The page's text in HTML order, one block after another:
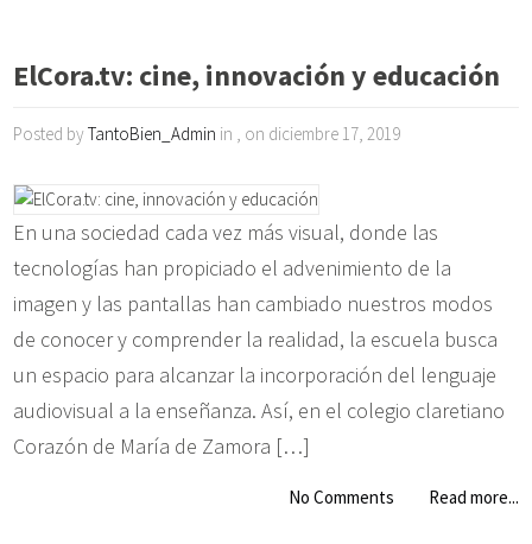
ElCora.tv: cine, innovación y educación
Posted byTantoBien_Admin in , on diciembre 17, 2019
En una sociedad cada vez más visual, donde las
tecnologías han propiciado el advenimiento de la
imagen y las pantallas han cambiado nuestros modos
de conocer y comprender la realidad, la escuela busca
un espacio para alcanzar la incorporación del lenguaje
audiovisual a la enseñanza. Así, en el colegio claretiano
Corazón de María de Zamora […]
No Comments Read more...